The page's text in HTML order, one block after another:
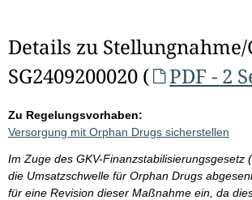
Details zu
SG2409200020 (
PDF - 2
Zu Regelungsvorhaben:
Versorgung mit Orphan Drugs sicherstellen
Im Zuge des GKV-Finanzstabilisierungsgesetz
die Umsatzschwelle für Orphan Drugs
für eine Revision dieser Maßnahme ein, da